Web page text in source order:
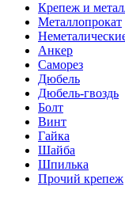
Крепеж и
Металлопрокат
Анкер
Саморез
Дюбель
Дюбель-гвоздь
Болт
Винт
Гайка
Шайба
Шпилька
Прочий крепеж